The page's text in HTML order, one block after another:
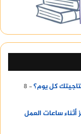
كل يوم؟
8
ساعات العمل